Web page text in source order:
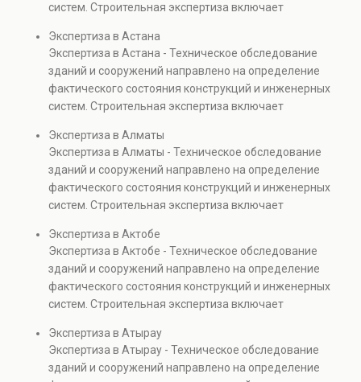
систем. Строительная экспертиза включает
элементов и оценку эксплуатационной безопасности.
Услуга востребована при покупке недвижимости,
капитальном ремонте и реконструкции объектов, а
также при судебных разбирательствах и технических
проверках.
Экспертиза в Астана
Экспертиза в Астана - Техническое обследование
зданий и сооружений направлено на определение
фактического состояния конструкций и инженерных
систем. Строительная экспертиза включает
элементов и оценку эксплуатационной безопасности.
Услуга востребована при покупке недвижимости,
капитальном ремонте и реконструкции объектов, а
также при судебных разбирательствах и технических
проверках.
Экспертиза в Алматы
Экспертиза в Алматы - Техническое обследование
зданий и сооружений направлено на определение
фактического состояния конструкций и инженерных
систем. Строительная экспертиза включает
элементов и оценку эксплуатационной безопасности.
Услуга востребована при покупке недвижимости,
капитальном ремонте и реконструкции объектов, а
также при судебных разбирательствах и технических
проверках.
Экспертиза в Актобе
Экспертиза в Актобе - Техническое обследование
зданий и сооружений направлено на определение
фактического состояния конструкций и инженерных
систем. Строительная экспертиза включает
элементов и оценку эксплуатационной безопасности.
Услуга востребована при покупке недвижимости,
капитальном ремонте и реконструкции объектов, а
Экспертиза в Атырау
Экспертиза в Атырау - Техническое обследование
зданий и сооружений направлено на определение